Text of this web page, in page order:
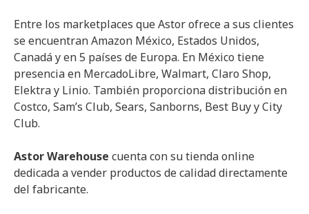
Entre los marketplaces que Astor ofrece a sus clientes
se encuentran Amazon México, Estados Unidos,
Canadá y en 5 países de Europa. En México tiene
presencia en MercadoLibre, Walmart, Claro Shop,
Elektra y Linio. También proporciona distribución en
Costco, Sam’s Club, Sears, Sanborns, Best Buy y City
Club.
Astor Warehouse cuenta con su tienda online
dedicada a vender productos de calidad directamente
del fabricante.